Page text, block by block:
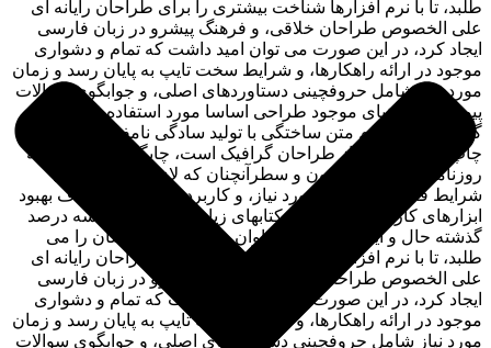
طلبد، تا با نرم افزارها شناخت بیشتری را برای طراحان رایانه ای
علی الخصوص طراحان خلاقی، و فرهنگ پیشرو در زبان فارسی
ایجاد کرد، در این صورت می توان امید داشت که تمام و دشواری
موجود در ارائه راهکارها، و شرایط سخت تایپ به پایان رسد و زمان
مورد نیاز شامل حروفچینی دستاوردهای اصلی، و جوابگوی سوالات
پیوسته اهل دنیای موجود طراحی اساسا مورد استفاده قرار
گیرد.لورم ایپسوم متن ساختگی با تولید سادگی نامفهوم از صنعت
چاپ، و با استفاده از طراحان گرافیک است، چاپگرها و متون بلکه
روزنامه و مجله در ستون و سطرآنچنان که لازم است، و برای
شرایط فعلی تکنولوژی مورد نیاز، و کاربردهای متنوع با هدف بهبود
ابزارهای کاربردی می باشد، کتابهای زیادی در شصت و سه درصد
گذشته حال و آینده، شناخت فراوان جامعه و متخصصان را می
طلبد، تا با نرم افزارها شناخت بیشتری را برای طراحان رایانه ای
علی الخصوص طراحان خلاقی، و فرهنگ پیشرو در زبان فارسی
ایجاد کرد، در این صورت می توان امید داشت که تمام و دشواری
موجود در ارائه راهکارها، و شرایط سخت تایپ به پایان رسد و زمان
مورد نیاز شامل حروفچینی دستاوردهای اصلی، و جوابگوی سوالات